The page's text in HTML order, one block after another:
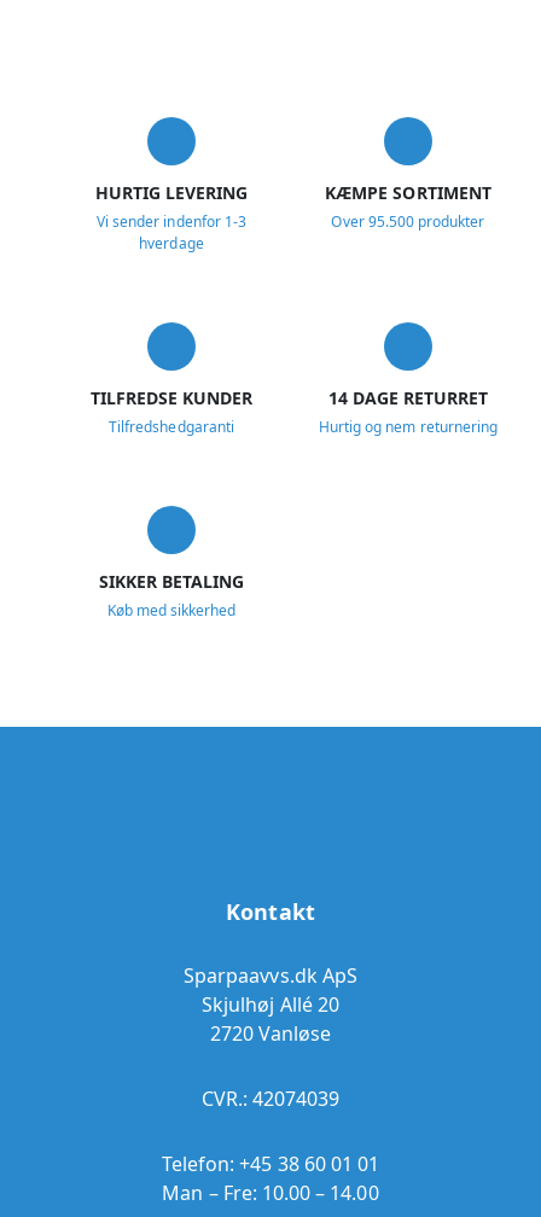
HURTIG LEVERING
Vi sender indenfor 1-3
hverdage
KÆMPE SORTIMENT
Over 95.500 produkter
TILFREDSE KUNDER
Tilfredshedgaranti
14 DAGE RETURRET
Hurtig og nem returnering
SIKKER BETALING
Køb med sikkerhed
Kontakt
Sparpaavvs.dk ApS
Skjulhøj Allé 20
2720 Vanløse
CVR.: 42074039
Telefon:+45 38 60 01 01
Man – Fre: 10.00 – 14.00